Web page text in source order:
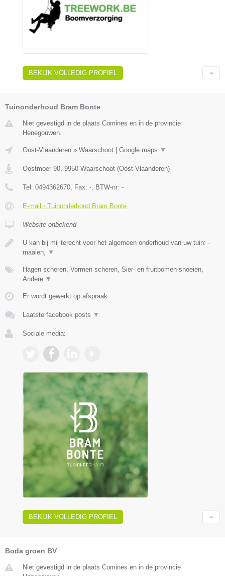
BEKIJK VOLLEDIG PROFIEL
Tuinonderhoud Bram Bonte
Niet gevestigd in de plaats Comines en in de provincie
Henegouwen.
Oost-Vlaanderen » Waarschoot Google maps ▼
Oostmoer 90, 9950 Waarschoot (Oost-Vlaanderen)
Tel: 0494362670, Fax: -, BTW-nr: -
E-mail › Tuinonderhoud Bram Bonte
Website onbekend
U kan bij mij terecht voor het algemeen onderhoud van uw tuin: -
maaien, ▼
Hagen scheren, Vormen scheren, Sier- en fruitbomen snoeien,
Andere ▼
Er wordt gewerkt op afspraak.
Laatste facebook posts ▼
Sociale media:
BEKIJK VOLLEDIG PROFIEL
Boda groen BV
Niet gevestigd in de plaats Comines en in de provincie